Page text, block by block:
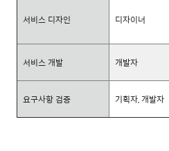
서비스 디자인 디자이너
서비스 개발 개발자
요구사항 검증 기획자, 개발자